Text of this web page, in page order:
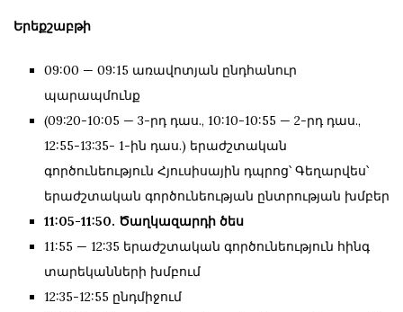
Երեքշաբթի
09:00 — 09:15 առավոտյան ընդհանուր
պարապմունք
(09:20-10:05 — 3-րդ դաս., 10:10-10:55 — 2-րդ դաս.,
12:55-13:35- 1-ին դաս.) երաժշտական
գործունեություն Հյուսիսային դպրոց՝ Գեղարվես՝
երաժշտական գործունեության ընտրության խմբեր
11:05-11:50. Ծաղկազարդի ծես
11:55 — 12:35 երաժշտական գործունեություն հինգ
տարեկանների խմբում
12:35-12:55 ընդմիջում